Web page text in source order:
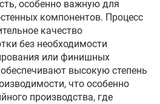
особенно важную для
компонентов. Процесс
качество
без необходимости
или финишных
высокую степень
что особенно
производства, где